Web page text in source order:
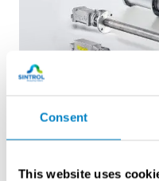
Consent
This website uses
Hegwein
Polttimet voidaan